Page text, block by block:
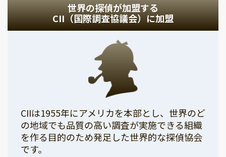
世界の探偵が加盟する
CII（国際調査協議会）に加盟
CIIは1955年にアメリカを本部とし、世界のど
の地域でも品質の高い調査が実施できる組織
を作る目的のため発足した世界的な探偵協会
です。